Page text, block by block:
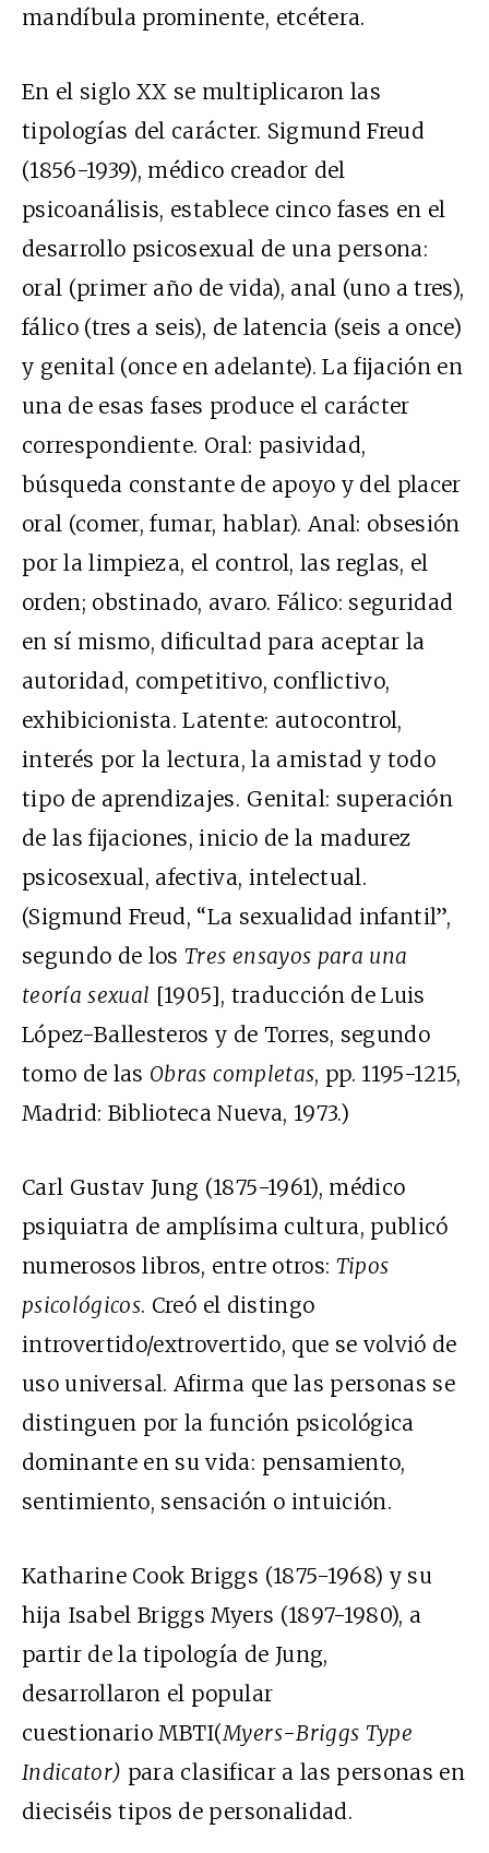
mandíbula prominente, etcétera.
En el siglo XX se multiplicaron las
tipologías del carácter. Sigmund Freud
(1856-1939), médico creador del
psicoanálisis, establece cinco fases en el
desarrollo psicosexual de una persona:
oral (primer año de vida), anal (uno a tres),
fálico (tres a seis), de latencia (seis a once)
y genital (once en adelante). La fijación en
una de esas fases produce el carácter
correspondiente. Oral: pasividad,
búsqueda constante de apoyo y del placer
oral (comer, fumar, hablar). Anal: obsesión
por la limpieza, el control, las reglas, el
orden; obstinado, avaro. Fálico: seguridad
en sí mismo, dificultad para aceptar la
autoridad, competitivo, conflictivo,
exhibicionista. Latente: autocontrol,
interés por la lectura, la amistad y todo
tipo de aprendizajes. Genital: superación
de las fijaciones, inicio de la madurez
psicosexual, afectiva, intelectual.
(Sigmund Freud, “La sexualidad infantil”,
segundo de losTres ensayos para una
teoría sexual [1905], traducción de Luis
López-Ballesteros y de Torres, segundo
tomo de las Obras completas, pp. 1195-1215,
Madrid: Biblioteca Nueva, 1973.)
Carl Gustav Jung (1875-1961), médico
psiquiatra de amplísima cultura, publicó
numerosos libros, entre otros: Tipos
psicológicos. Creó el distingo
introvertido/extrovertido, que se volvió de
uso universal. Afirma que las personas se
distinguen por la función psicológica
dominante en su vida: pensamiento,
sentimiento, sensación o intuición.
Katharine Cook Briggs (1875-1968) y su
hija Isabel Briggs Myers (1897-1980), a
partir de la tipología de Jung,
desarrollaron el popular
cuestionario MBTI(Myers-Briggs Type
Indicator) para clasificar a las personas en
dieciséis tipos de personalidad.